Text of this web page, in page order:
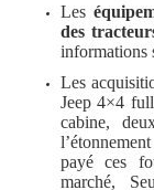
Les
des
informations
Les
Jeep 4×4
cabine,
payé ces
marché,